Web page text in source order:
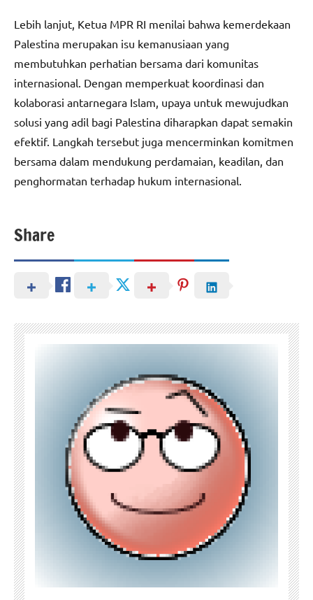
Lebih lanjut, Ketua MPR RI menilai bahwa kemerdekaan
Palestina merupakan isu kemanusiaan yang
membutuhkan perhatian bersama dari komunitas
internasional. Dengan memperkuat koordinasi dan
kolaborasi antarnegara Islam, upaya untuk mewujudkan
solusi yang adil bagi Palestina diharapkan dapat semakin
efektif. Langkah tersebut juga mencerminkan komitmen
bersama dalam mendukung perdamaian, keadilan, dan
penghormatan terhadap hukum internasional.
Share